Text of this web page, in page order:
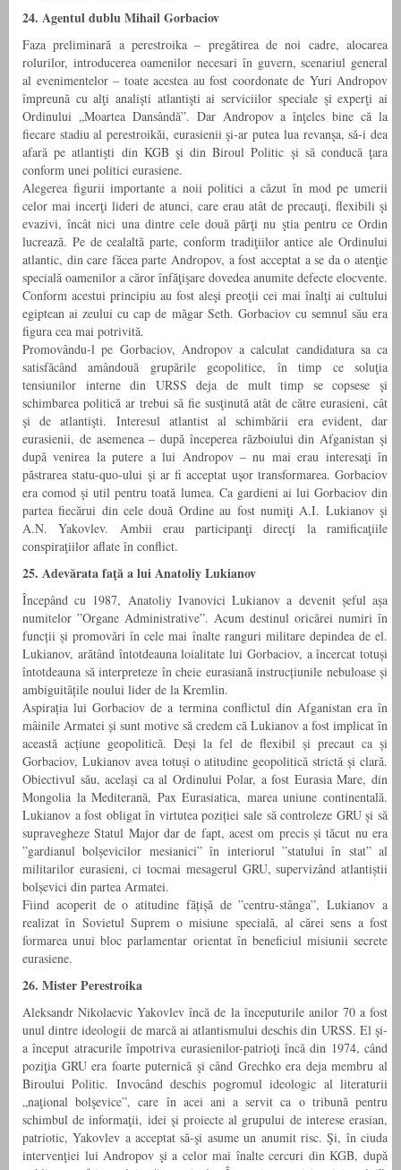
24. Agentul dublu Mihail Gorbaciov
Faza preliminară a perestroika – pregătirea de noi cadre, alocarea
rolurilor, introducerea oamenilor necesari în guvern, scenariul general
al evenimentelor – toate acestea au fost coordonate de Yuri Andropov
împreună cu alţi analişti atlantişti ai serviciilor speciale şi experţi ai
Ordinului „Moartea Dansândă”. Dar Andropov a înţeles bine că la
fiecare stadiu al perestroikăi, eurasienii şi-ar putea lua revanşa, să-i dea
afară pe atlantişti din KGB şi din Biroul Politic şi să conducă ţara
conform unei politici eurasiene.
Alegerea figurii importante a noii politici a căzut în mod pe umerii
celor mai incerţi lideri de atunci, care erau atât de precauţi, flexibili şi
evazivi, încât nici una dintre cele două părţi nu ştia pentru ce Ordin
lucrează. Pe de cealaltă parte, conform tradiţiilor antice ale Ordinului
atlantic, din care făcea parte Andropov, a fost acceptat a se da o atenţie
specială oamenilor a căror înfăţişare dovedea anumite defecte elocvente.
Conform acestui principiu au fost aleşi preoţii cei mai înalţi ai cultului
egiptean ai zeului cu cap de măgar Seth. Gorbaciov cu semnul său era
figura cea mai potrivită.
Promovându-l pe Gorbaciov, Andropov a calculat candidatura sa ca
satisfăcând amândouă grupările geopolitice, în timp ce soluţia
tensiunilor interne din URSS deja de mult timp se copsese şi
schimbarea politică ar trebui să fie susţinută atât de către eurasieni, cât
şi de atlantişti. Interesul atlantist al schimbării era evident, dar
eurasienii, de asemenea – după începerea războiului din Afganistan şi
după venirea la putere a lui Andropov – nu mai erau interesaţi în
păstrarea statu-quo-ului şi ar fi acceptat uşor transformarea. Gorbaciov
era comod şi util pentru toată lumea. Ca gardieni ai lui Gorbaciov din
partea fiecărui din cele două Ordine au fost numiţi A.I. Lukianov şi
A.N. Yakovlev. Ambii erau participanţi direcţi la ramificaţiile
conspiraţiilor aflate în conflict.
25. Adevărata faţă a lui Anatoliy Lukianov
Începând cu 1987, Anatoliy Ivanovici Lukianov a devenit șeful așa
numitelor ”Organe Administrative”. Acum destinul oricărei numiri în
funcții și promovări în cele mai înalte ranguri militare depindea de el.
Lukianov, arătând întotdeauna loialitate lui Gorbaciov, a încercat totuși
întotdeauna să interpreteze în cheie eurasiană instrucțiunile nebuloase și
ambiguitățile noului lider de la Kremlin.
Aspirația lui Gorbaciov de a termina conflictul din Afganistan era în
mâinile Armatei și sunt motive să credem că Lukianov a fost implicat în
această acțiune geopolitică. Deși la fel de flexibil și precaut ca și
Gorbaciov, Lukianov avea totuși o atitudine geopolitică strictă și clară.
Obiectivul său, același ca al Ordinului Polar, a fost Eurasia Mare, din
Mongolia la Mediterană, Pax Eurasiatica, marea uniune continentală.
Lukianov a fost obligat în virtutea poziției sale să controleze GRU și să
supravegheze Statul Major dar de fapt, acest om precis și tăcut nu era
”gardianul bolșevicilor mesianici” în interiorul ”statului în stat” al
militarilor eurasieni, ci tocmai mesagerul GRU, supervizând atlantiștii
bolșevici din partea Armatei.
Fiind acoperit de o atitudine fățișă de ”centru-stânga”, Lukianov a
realizat în Sovietul Suprem o misiune specială, al cărei sens a fost
formarea unui bloc parlamentar orientat în beneficiul misiunii secrete
eurasiene.
26. Mister Perestroika
Aleksandr Nikolaevic Yakovlev încă de la începuturile anilor 70 a fost
unul dintre ideologii de marcă ai atlantismului deschis din URSS. El şi-
a început atracurile împotriva eurasienilor-patrioţi încă din 1974, când
poziţia GRU era foarte puternică şi când Grechko era deja membru al
Biroului Politic. Invocând deschis pogromul ideologic al literaturii
„naţional bolşevice”, care în acei ani a servit ca o tribună pentru
schimbul de informaţii, idei şi proiecte al grupului de interese erasian,
patriotic, Yakovlev a acceptat să-şi asume un anumit risc. Şi, în ciuda
intervenţiei lui Andropov şi a celor mai înalte cercuri din KGB, după